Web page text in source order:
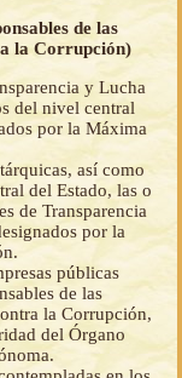
de las
la Corrupción)
y Lucha
del nivel central
por la Máxima
así como
del Estado, las o
de Transparencia
por la
públicas
de las
la Corrupción,
del Órgano